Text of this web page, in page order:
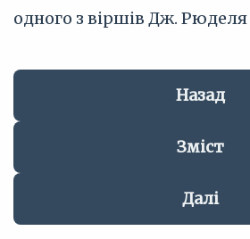
одного з віршів Дж.
Назад
Зміст
Далі